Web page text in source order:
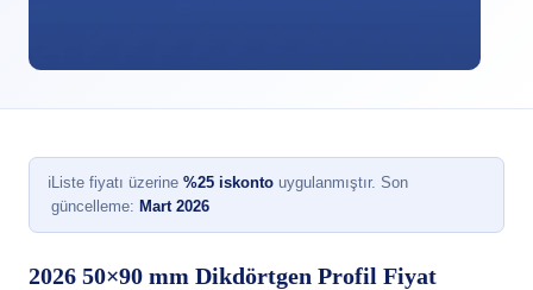
ℹListe fiyatı üzerine %25 iskonto uygulanmıştır. Son
güncelleme: Mart 2026
2026 50×90 mm Dikdörtgen Profil Fiyat